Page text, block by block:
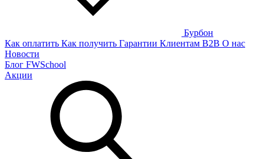
Бурбон
Как оплатить Как получить Гарантии Клиентам B2B О нас
Новости
Блог FWSchool
Акции